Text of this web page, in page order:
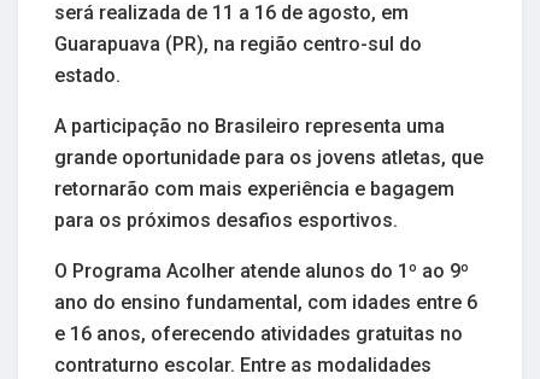
será realizada de 11 a 16 de agosto, em
Guarapuava (PR), na região centro-sul do
estado.
A participação no Brasileiro representa uma
grande oportunidade para os jovens atletas, que
retornarão com mais experiência e bagagem
para os próximos desafios esportivos.
O Programa Acolher atende alunos do 1º ao 9º
ano do ensino fundamental, com idades entre 6
e 16 anos, oferecendo atividades gratuitas no
contraturno escolar. Entre as modalidades